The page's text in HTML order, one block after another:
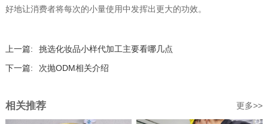
好地让消费者将每次的小量使用中发挥出更大的功效。‍
上一篇:
挑选化妆品小样代加工主要看哪几点
下一篇:
次抛ODM相关介绍
相关推荐 更多>>